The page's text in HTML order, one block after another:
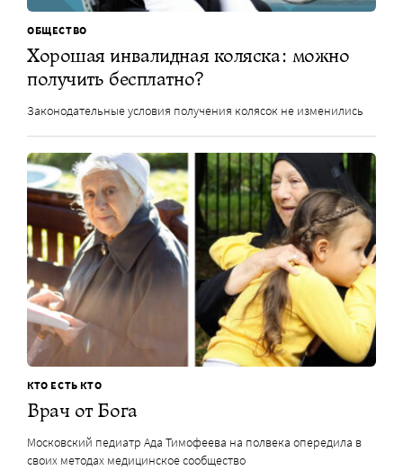
ОБЩЕСТВО
Хорошая инвалидная коляска: можно
получить бесплатно?
Законодательные условия получения колясок не изменились
КТО ЕСТЬ КТО
Врач от Бога
Московский педиатр Ада Тимофеева на полвека опередила в
своих методах медицинское сообщество